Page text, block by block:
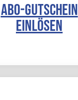
ABO-GUTSCHEIN
EINLÖSEN